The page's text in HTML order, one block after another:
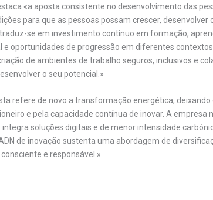
«a aposta consistente no desenvolvimento das
para que as pessoas possam crescer, desenvolver
se em investimento contínuo em formação,
e oportunidades de progressão em diferentes
de ambientes de trabalho seguros, inclusivos e
o seu potencial.»
refere de novo a transformação energética,
e pela capacidade contínua de inovar. A
integra soluções digitais e de menor intensidade
de inovação sustenta uma abordagem de
e responsável.»